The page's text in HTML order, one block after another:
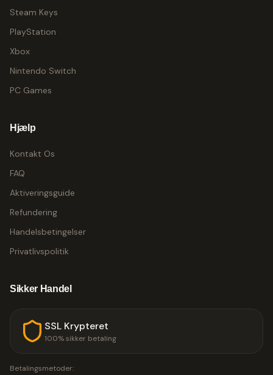
Steam Keys
PlayStation
Xbox
Nintendo Switch
PC Games
Hjælp
Kontakt Os
FAQ
Aktiveringsguide
Refundering
Handelsbetingelser
Privatlivspolitik
Sikker Handel
SSL Krypteret
100% sikker betaling
Betalingsmetoder: